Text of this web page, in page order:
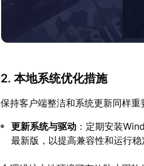
2. 本地系统优化措施
保持客户端整洁和系统更新同样重
更新系统与驱动 ：定期安装
最新版，以提高兼容性和运行稳